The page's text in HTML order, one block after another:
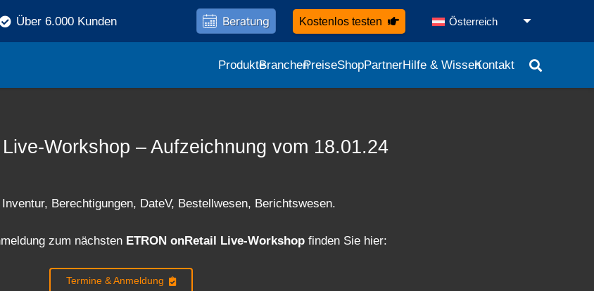
Über 6.000 Kunden Beratung Kostenlos testen Österreich
ProdukteBranchenPreiseShopPartnerHilfe & WissenKontakt
Workshop – Aufzeichnung vom 18.01.24
Berechtigungen, DateV, Bestellwesen, Berichtswesen.
zum nächsten ETRON onRetail Live-Workshop finden Sie hier:
Termine & Anmeldung